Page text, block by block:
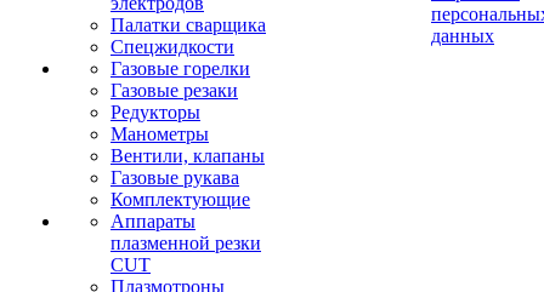
Палатки сварщика
Спецжидкости
Газовые горелки
Газовые резаки
Редукторы
Манометры
Вентили, клапаны
Газовые рукава
Комплектующие
Аппараты
плазменной резки
CUT
Плазмотроны
данных